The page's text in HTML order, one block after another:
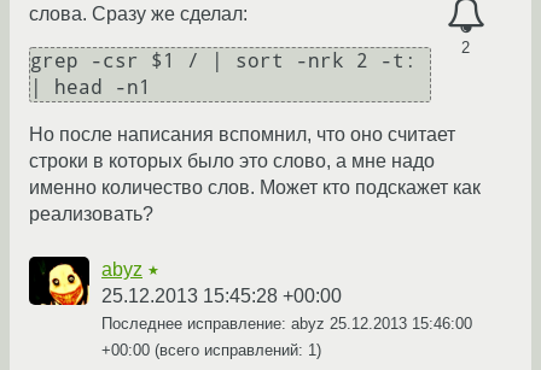
2
слова. Сразу же сделал:
grep -csr $1 / | sort -nrk 2 -t:
| head -n1
Но после написания вспомнил, что оно считает
строки в которых было это слово, а мне надо
именно количество слов. Может кто подскажет как
реализовать?
abyz ★
25.12.2013 15:45:28 +00:00
Последнее исправление: abyz 25.12.2013 15:46:00
+00:00 (всего исправлений: 1)